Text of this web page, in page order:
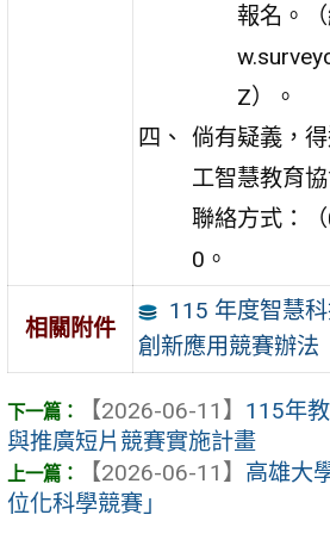
報名。
Z）。
倘有疑義，
工智慧教育
聯絡方式：
0。
相關附件
115 年度智慧
創新應用競賽辦法
【2026-06-11】 115年
與推廣短片競賽實施計畫
【2026-06-11】 高雄大
位化科學競賽」